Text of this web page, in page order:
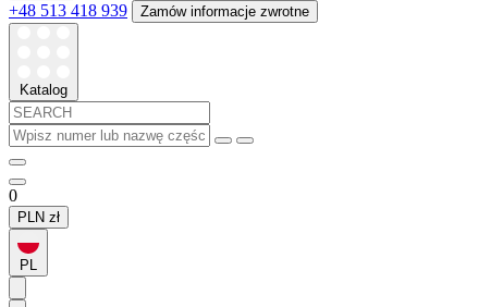
+48 513 418 939 Zamów informacje zwrotne
Katalog
0
PLN zł
PL